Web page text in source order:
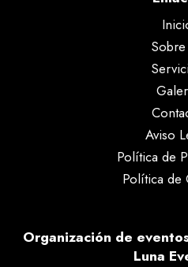
Aviso
Política de
Política de
Organización de
Luna